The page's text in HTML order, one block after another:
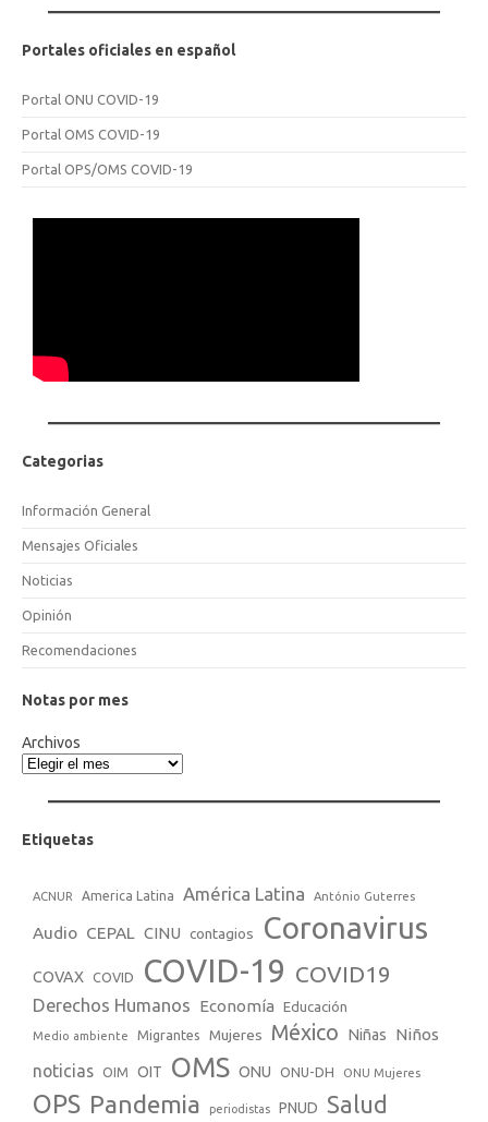
Portales oficiales en español
Portal ONU COVID-19
Portal OMS COVID-19
Portal OPS/OMS COVID-19
Categorias
Información General
Mensajes Oficiales
Noticias
Opinión
Recomendaciones
Notas por mes
Archivos
Etiquetas
ACNUR America Latina América Latina António Guterres
Audio CEPAL CINU contagios Coronavirus
COVAX COVID COVID-19 COVID19
Derechos Humanos Economía Educación
Medio ambiente Migrantes Mujeres México Niñas Niños
noticias OIM OIT OMS ONU ONU-DH ONU Mujeres
OPS Pandemia periodistas PNUD Salud